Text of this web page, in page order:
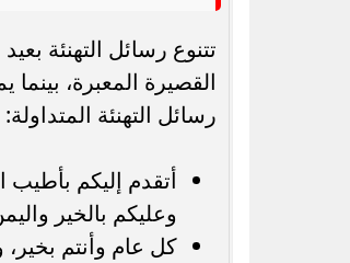
تتنوع رسائل التهنئة
القصيرة المعبرة،
رسائل التهنئة المتداولة:
أتقدم إليكم بأطيب
وعليكم بالخير
كل عام وأنتم